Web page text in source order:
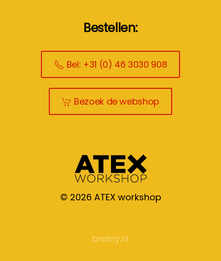
Bestellen:
Bel: +31 (0) 46 3030 908
Bezoek de webshop
© 2026 ATEX workshop
brainy.nl